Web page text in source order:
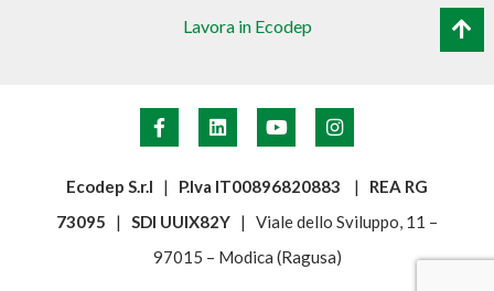
Lavora in Ecodep
Ecodep S.r.l | P.Iva IT00896820883 | REA RG
73095
| SDI UUIX82Y | Viale dello Sviluppo, 11 –
97015 – Modica (Ragusa)